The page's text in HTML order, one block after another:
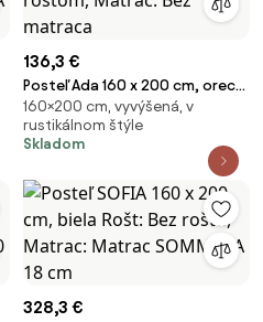
136,3 €
Posteľ Ada 160 x 200 cm, orech
Rošt: S latkovým roštom,
Matrac: Bez matraca
160×200 cm, vyvýšená, v
rustikálnom štýle
Skladom
328,3 €